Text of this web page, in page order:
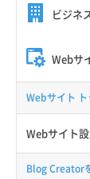
ビジネ
Webサ
Webサイト ト
Webサイト
Blog Creator